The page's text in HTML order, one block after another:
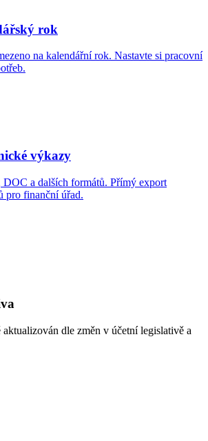
rok
na kalendářní rok. Nastavte si pracovní
výkazy
a dalších formátů. Přímý export
pro finanční úřad.
dle změn v účetní legislativě a